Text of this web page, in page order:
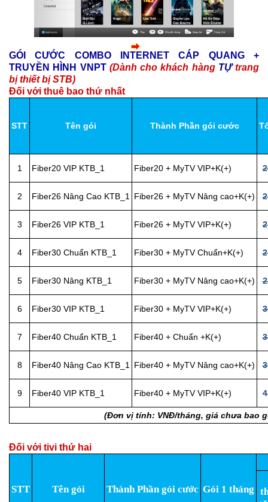
GÓI CƯỚC COMBO INTERNET CÁP QUANG +
TRUYỀN HÌNH VNPT (Dành cho khách hàng TỰtrang
bị thiết bị STB)
Đối với thuê bao thứ nhất
STT Tên gói Thành Phần gói cước
1 Fiber20 VIP KTB_1 Fiber20 + MyTV VIP+K(+)
2 Fiber26 Nâng Cao KTB_1 Fiber26 + MyTV Nâng cao+K(+)
3 Fiber26 VIP KTB_1 Fiber26 + MyTV VIP+K(+)
4 Fiber30 Chuẩn KTB_1 Fiber30 + MyTV Chuẩn+K(+)
5 Fiber30 Nâng KTB_1 Fiber30 + MyTV Nâng cao+K(+)
6 Fiber30 VIP KTB_1 Fiber30 + MyTV VIP+K(+)
7 Fiber40 Chuẩn KTB_1 Fiber40 + Chuẩn +K(+)
8 Fiber40 Nâng Cao KTB_1 Fiber40 + MyTV Nâng cao+K(+)
9 Fiber40 VIP KTB_1 Fiber40 + MyTV VIP+K(+)
(Đơn vị tính: VNĐ/tháng, giá chưa bao
Đối với tivi thứ hai
STT Tên gói Thành Phần gói cước Gói 1 tháng